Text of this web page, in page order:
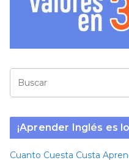
¡Aprender Inglés es
Cuanto Cuesta Custa